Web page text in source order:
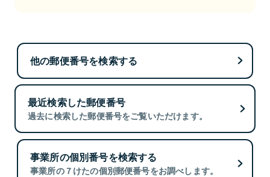
他の郵便番号を検索する
最近検索した郵便番号
過去に検索した郵便番号をご覧いただけます。
事業所の個別番号を検索する
事業所の７けたの個別郵便番号をお調べします。